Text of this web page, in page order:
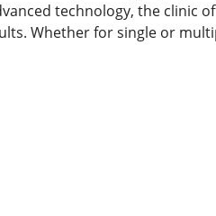
technology, the clinic
Whether for single or